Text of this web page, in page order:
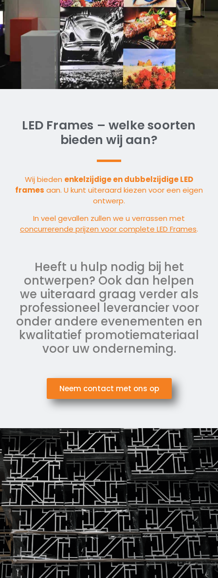
LED Frames – welke soorten
bieden wij aan?
Wij bieden enkelzijdige en dubbelzijdige LED
frames aan. U kunt uiteraard kiezen voor een eigen
ontwerp.
In veel gevallen zullen we u verrassen met
concurrerende prijzen voor complete LED Frames.
Heeft u hulp nodig bij het
ontwerpen? Ook dan helpen
we uiteraard graag verder als
professioneel leverancier voor
onder andere evenementen en
kwalitatief promotiemateriaal
voor uw onderneming.
Neem contact met ons op